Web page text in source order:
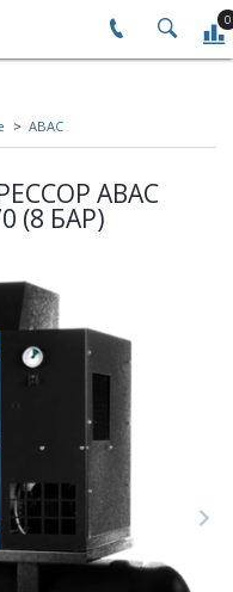
0
ABAC
ABAC
(8 БАР)